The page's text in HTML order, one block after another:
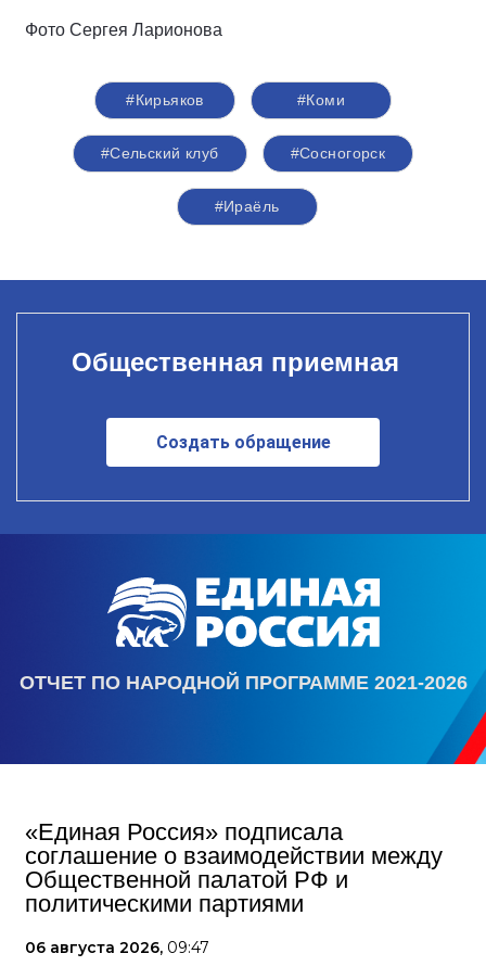
Фото Сергея Ларионова
#Кирьяков #Коми
#Сельский клуб #Сосногорск
#Ираёль
Общественная приемная
Создать обращение
ОТЧЕТ ПО НАРОДНОЙ ПРОГРАММЕ 2021-2026
«Единая Россия» подписала
соглашение о взаимодействии между
Общественной палатой РФ и
политическими партиями
06 августа 2026, 09:47